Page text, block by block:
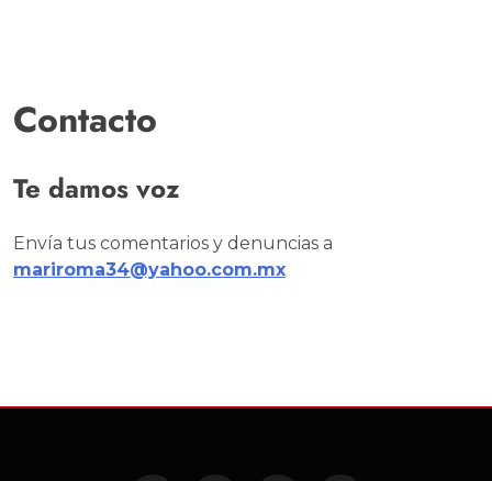
Contacto
Te damos voz
Envía tus comentarios y denuncias a
mariroma34@yahoo.com.mx